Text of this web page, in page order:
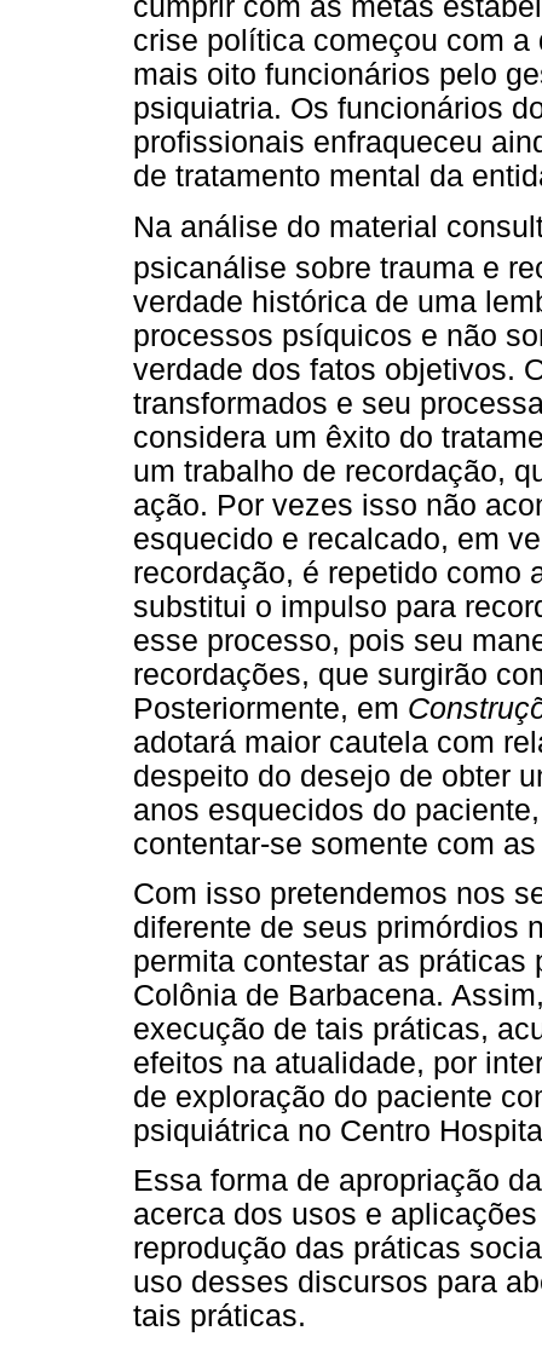
cumprir com as metas
crise política começou com
mais oito funcionários pelo
psiquiatria. Os funcionários
profissionais enfraqueceu
de tratamento mental da
Na análise do material
psicanálise sobre trauma e
verdade histórica de uma
processos psíquicos e não
verdade dos fatos objetivos.
transformados e seu
considera um êxito do
um trabalho de recordação,
ação. Por vezes isso não
esquecido e recalcado, em
recordação, é repetido como
substitui o impulso para
esse processo, pois seu
recordações, que surgirão
Posteriormente, em
adotará maior cautela com
despeito do desejo de obter
anos esquecidos do
contentar-se somente com
Com isso pretendemos nos
diferente de seus primórdios
permita contestar as
Colônia de Barbacena.
execução de tais práticas,
efeitos na atualidade, por
de exploração do paciente
psiquiátrica no Centro
Essa forma de apropriação
acerca dos usos e
reprodução das práticas
uso desses discursos para
tais práticas.